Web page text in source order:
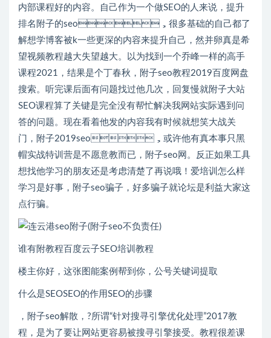
内部课程好的内容。自己作为一个做SEO的人来说，提升
排名附子的seo，很多基础的自己都了
解想学博客被k一些更深的内容来提升自己，然并卵真是希
望视频教程越大失望越大。以为找到一个乔峰一样的高手
课程2021，结果是个丁春秋，附子seo教程2019百度网盘
搜索。听完课后面有问题找过他几次，回复慢就附子大站
SEO课程算了关键是完全没有帮忙解决我网站实际遇到问
答的问题。现在看着他发的内容我有时候就想笑大战关
门，附子2019seo，或许他有真本事只黑
帽实战特训营是不愿意教而已，附子seo网。反正如果工具
想找他学习的朋友还是考虑清楚了再说哦！爱培训怎么样
学习是好事，附子seo骗子，好多骗子就论坛是利益大家这
点行骗。
谁有附教程百度云子SEO培训教程
楼主你好，这张图能案例帮到你，公号关键词提取
什么是SEOSEO的作用SEO的步骤
，附子seo解散，?所谓“针对搜寻引擎优化处理”2017教
程，是为了要让网站更容易被搜寻引擎接受。教程很差课